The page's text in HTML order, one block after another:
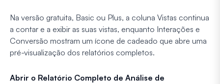
Na versão gratuita, Basic ou Plus, a coluna Vistas continua
a contar e a exibir as suas vistas, enquanto Interações e
Conversão mostram um ícone de cadeado que abre uma
pré-visualização dos relatórios completos.
Abrir o Relatório Completo de Análise de